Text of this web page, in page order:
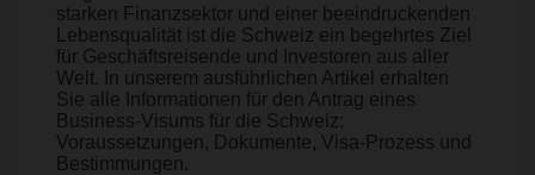
starken Finanzsektor und einer beeindruckenden
Lebensqualität ist die Schweiz ein begehrtes Ziel
für Geschäftsreisende und Investoren aus aller
Welt. In unserem ausführlichen Artikel erhalten
Sie alle Informationen für den Antrag eines
Business-Visums für die Schweiz:
Voraussetzungen, Dokumente, Visa-Prozess und
Bestimmungen.